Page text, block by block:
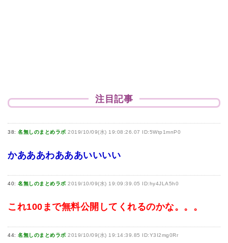
注目記事
38: 名無しのまとめラボ 2019/10/09(水) 19:08:26.07 ID:5Wtp1mnP0
かあああわあああいいいい
40: 名無しのまとめラボ 2019/10/09(水) 19:09:39.05 ID:hy4JLA5h0
これ100まで無料公開してくれるのかな。。。
44: 名無しのまとめラボ 2019/10/09(水) 19:14:39.85 ID:Y3I2mg0Rr